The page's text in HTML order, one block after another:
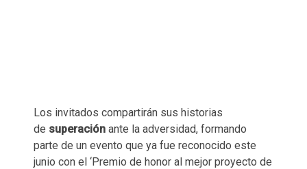
Los invitados compartirán sus historias
de superación ante la adversidad, formando
parte de un evento que ya fue reconocido este
junio con el ‘Premio de honor al mejor proyecto de